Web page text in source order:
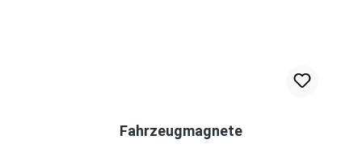
Fahrzeugmagnete